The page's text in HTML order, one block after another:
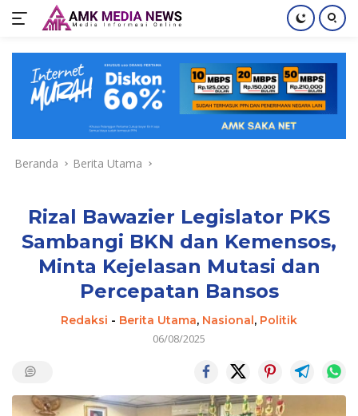
konten
Beranda Berita Utama
Rizal Bawazier Legislator PKS
Sambangi BKN dan Kemensos,
Minta Kejelasan Mutasi dan
Percepatan Bansos
Redaksi - Berita Utama, Nasional, Politik
06/08/2025